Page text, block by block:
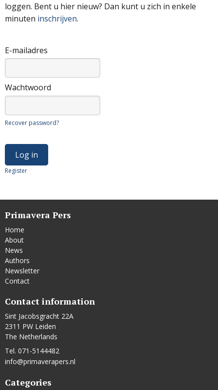
loggen. Bent u hier nieuw? Dan kunt u zich in enkele
minuten inschrijven.
E-mailadres
Wachtwoord
Recover password?
Register
Primavera Pers
Home
About
News
Authors
Newsletter
Contact
Contact information
Sint Jacobsgracht 22A
2311 PW Leiden
The Netherlands
Tel. 071-5144482
info@primaverapers.nl
Categories